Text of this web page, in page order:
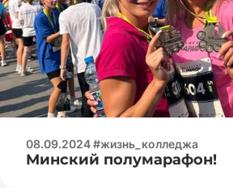
08.09.2024 #жизнь_колледжа
Минский полумарафон!